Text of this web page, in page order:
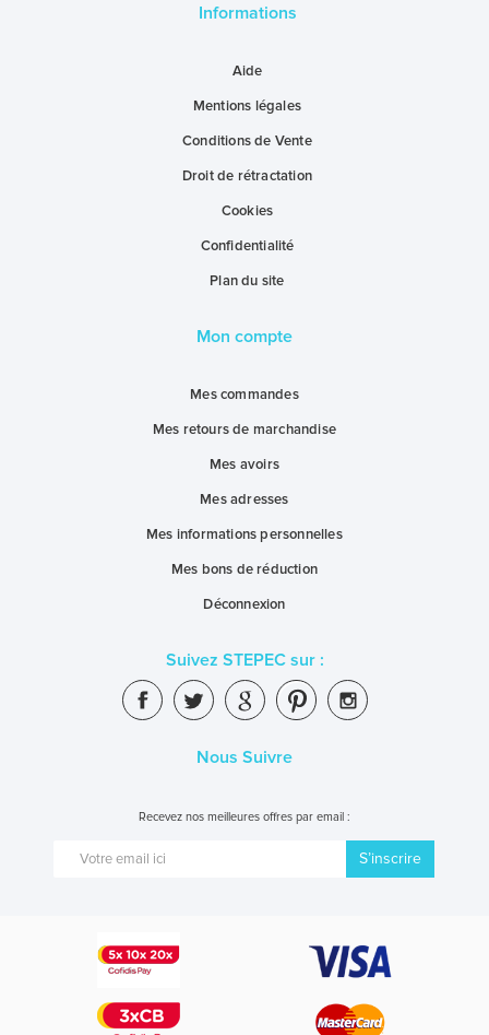
Informations
Aide
Mentions légales
Conditions de Vente
Droit de rétractation
Cookies
Confidentialité
Plan du site
Mon compte
Mes commandes
Mes retours de marchandise
Mes avoirs
Mes adresses
Mes informations personnelles
Mes bons de réduction
Déconnexion
Suivez STEPEC sur :
Nous Suivre
Recevez nos meilleures offres par email :
S’inscrire